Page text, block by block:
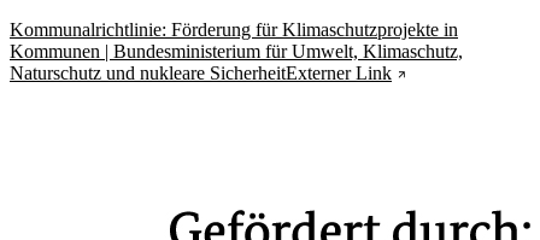
Kommunalrichtlinie: Förderung für Klimaschutzprojekte in
Kommunen | Bundesministerium für Umwelt, Klimaschutz,
Naturschutz und nukleare SicherheitExterner Link